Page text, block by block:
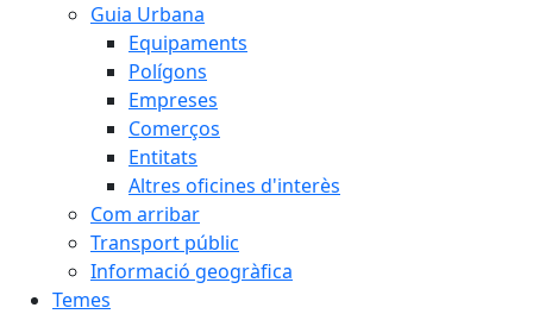
Guia Urbana
Equipaments
Polígons
Empreses
Comerços
Entitats
Altres oficines d'interès
Com arribar
Transport públic
Informació geogràfica
Temes